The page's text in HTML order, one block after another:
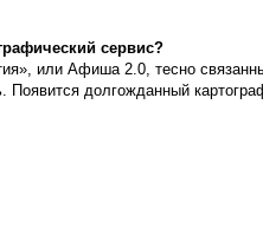
сервис?
или Афиша 2.0, тесно
Появится долгожданный